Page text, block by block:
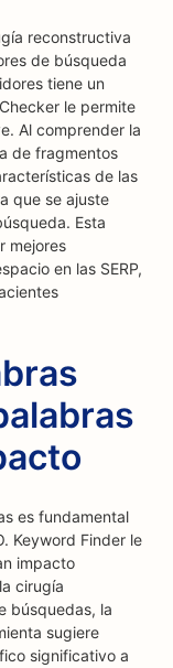
reconstructiva
de búsqueda
tiene un
le permite
Al comprender la
de fragmentos
de las
que se ajuste
Esta
mejores
en las SERP,
es fundamental
Keyword Finder le
impacto
cirugía
búsquedas, la
sugiere
significativo a